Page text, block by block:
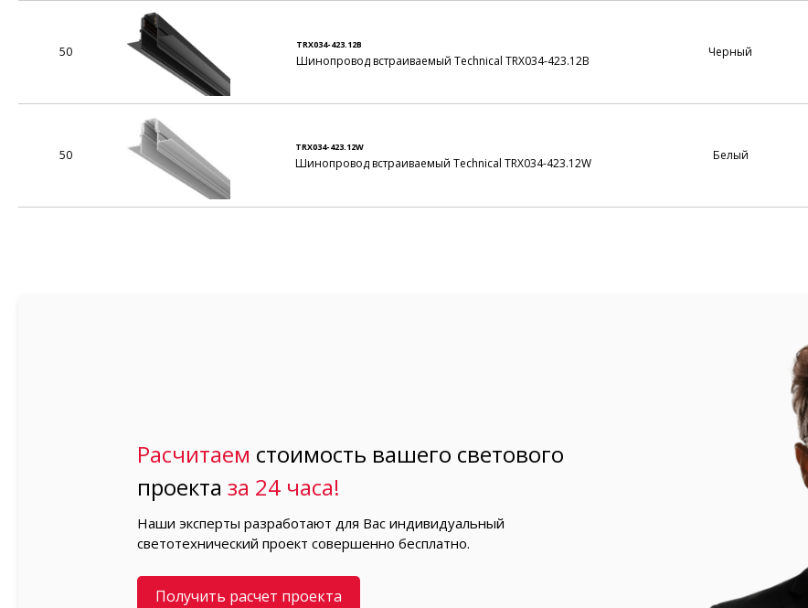
50 TRX034-423.12B
Шинопровод встраиваемый Technical TRX034-423.12B
Черный
50 TRX034-423.12W
Шинопровод встраиваемый Technical TRX034-423.12W
Белый
Расчитаем стоимость вашего светового
проектаза 24 часа!
Наши эксперты разработают для Вас индивидуальный
светотехнический проект совершенно бесплатно.
Получить расчет проекта